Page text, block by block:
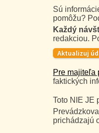
Sú
pomôžu?
Každý
redakciou.
Pre majiteľa
faktických
Toto NIE JE
prichádzajú